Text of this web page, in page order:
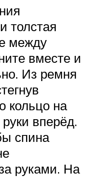
толстая
между
вместе и
Из ремня
кольцо на
вперёд.
спина
руками. На